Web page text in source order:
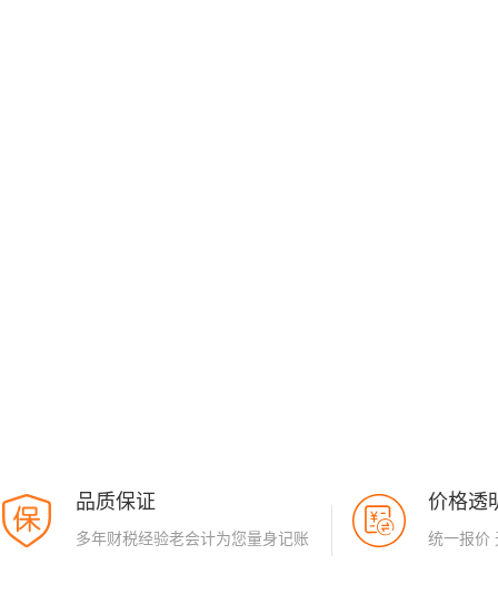
品质保证
多年财税经验老会计为您量身记账
价格透
统一报价